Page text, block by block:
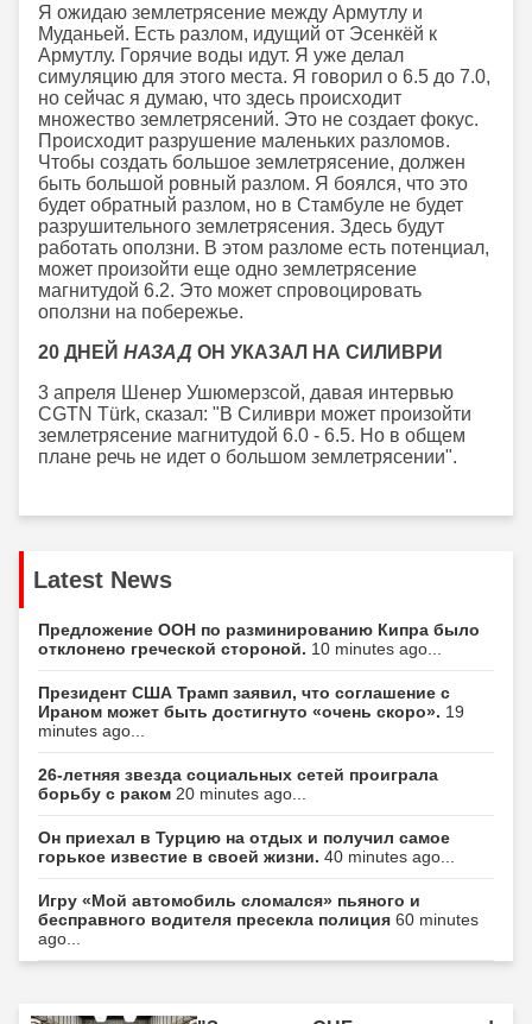
Я ожидаю землетрясение между Армутлу и
Муданьей. Есть разлом, идущий от Эсенкёй к
Армутлу. Горячие воды идут. Я уже делал
симуляцию для этого места. Я говорил о 6.5 до 7.0,
но сейчас я думаю, что здесь происходит
множество землетрясений. Это не создает фокус.
Происходит разрушение маленьких разломов.
Чтобы создать большое землетрясение, должен
быть большой ровный разлом. Я боялся, что это
будет обратный разлом, но в Стамбуле не будет
разрушительного землетрясения. Здесь будут
работать оползни. В этом разломе есть потенциал,
может произойти еще одно землетрясение
магнитудой 6.2. Это может спровоцировать
оползни на побережье.
20 ДНЕЙ НАЗАД ОН УКАЗАЛ НА СИЛИВРИ
3 апреля Шенер Ушюмерзсой, давая интервью
CGTN Türk, сказал: "В Силиври может произойти
землетрясение магнитудой 6.0 - 6.5. Но в общем
плане речь не идет о большом землетрясении".
Latest News
Предложение ООН по разминированию Кипра было
отклонено греческой стороной. 10 minutes ago...
Президент США Трамп заявил, что соглашение с
Ираном может быть достигнуто «очень скоро». 19
minutes ago...
26-летняя звезда социальных сетей проиграла
борьбу с раком 20 minutes ago...
Он приехал в Турцию на отдых и получил самое
горькое известие в своей жизни. 40 minutes ago...
Игру «Мой автомобиль сломался» пьяного и
бесправного водителя пресекла полиция 60 minutes
ago...